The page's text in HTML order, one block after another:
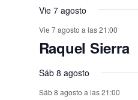
Vie 7 agosto
Vie 7 agosto a las 21:00
Raquel Sierra
Sáb 8 agosto
Sáb 8 agosto a las 21:00